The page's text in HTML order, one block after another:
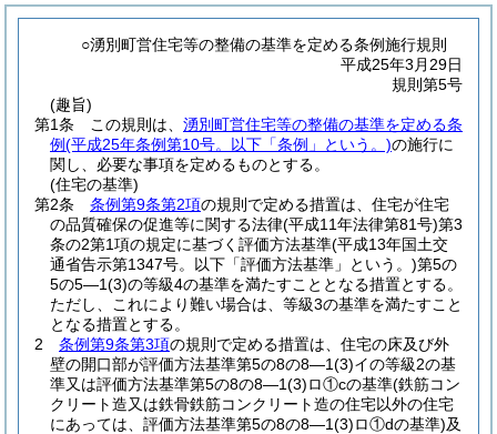
○湧別町営住宅等の整備の基準を定める条例施行規則
平成25年3月29日
規則第5号
(趣旨)
第1条
この規則は、 湧別町営住宅等の整備の基準を定める条
例(平成25年条例第10号。以下「条例」という。)の施行に
関し、必要な事項を定めるものとする。
(住宅の基準)
第2条
条例第9条第2項の規則で定める措置は、住宅が住宅
の品質確保の促進等に関する法律(平成11年法律第81号)第3
条の2第1項の規定に基づく評価方法基準(平成13年国土交
通省告示第1347号。以下「評価方法基準」という。)第5の
5の5―1(3)の等級4の基準を満たすこととなる措置とする。
ただし、これにより難い場合は、等級3の基準を満たすこと
となる措置とする。
2
条例第9条第3項の規則で定める措置は、住宅の床及び外
壁の開口部が評価方法基準第5の8の8―1(3)イの等級2の基
準又は評価方法基準第5の8の8―1(3)ロ①cの基準(鉄筋コン
クリート造又は鉄骨鉄筋コンクリート造の住宅以外の住宅
にあっては、評価方法基準第5の8の8―1(3)ロ①dの基準)及